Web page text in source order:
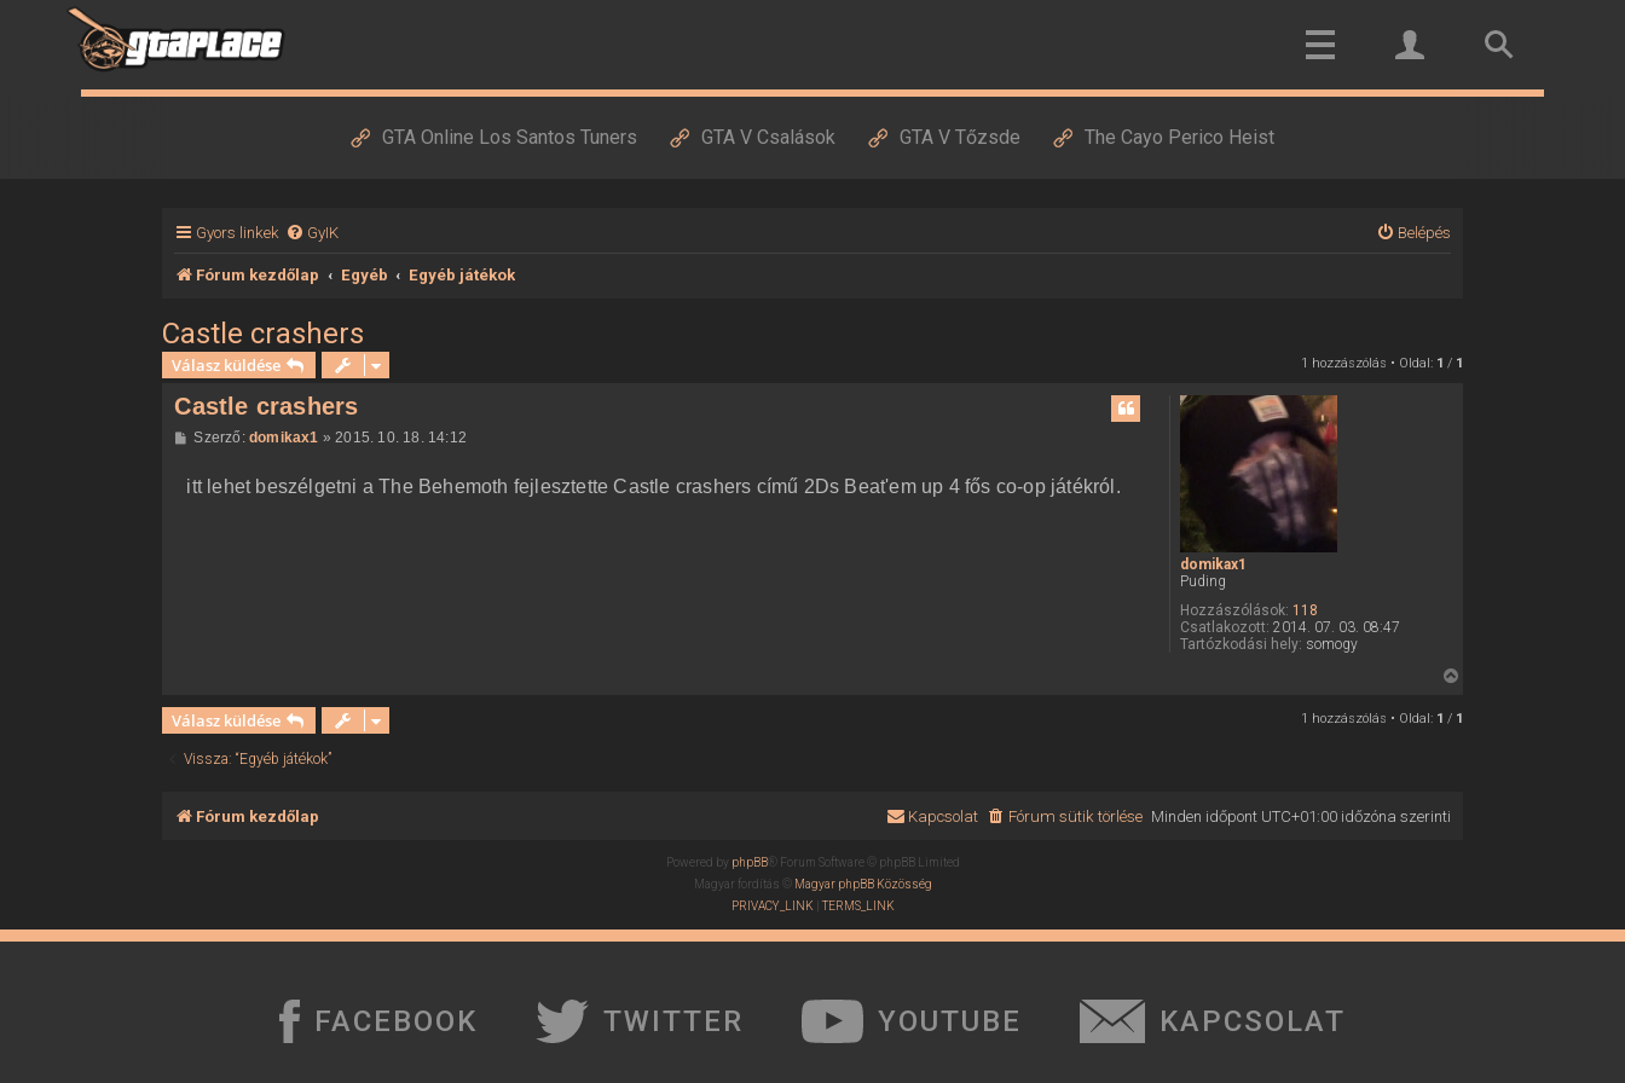
GTA Online Los Santos Tuners GTA V Csalások GTA V Tőzsde The Cayo Perico Heist
Gyors linkek GyIK Belépés
Fórum kezdőlap Egyéb Egyéb játékok
Castle crashers
Válasz küldése 1 hozzászólás • Oldal: 1 / 1
domikax1
Puding
Hozzászólások: 118
Csatlakozott: 2014. 07. 03. 08:47
Tartózkodási hely: somogy
Castle crashers
H
z
Szerző:domikax1 »2015. 10. 18. 14:12
itt lehet beszélgetni a The Behemoth fejlesztette Castle crashers című 2Ds Beat'em up 4 fős co-op játékról.
s
j
Válasz küldése 1 hozzászólás • Oldal: 1 / 1
Vissza: “Egyéb játékok”
Fórum kezdőlap Minden időpont UTC+01:00időzóna szerinti
Fórum sütik törlése
Kapcsolat
Powered by phpBB® Forum Software © phpBB Limited
Magyar fordítás © Magyar phpBB Közösség
PRIVACY_LINK |TERMS_LINK
FACEBOOK TWITTER YOUTUBE KAPCSOLAT